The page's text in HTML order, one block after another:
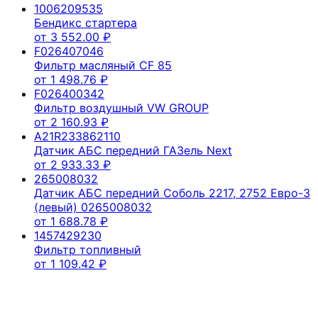
1006209535
Бендикс стартера
от 3 552.00 ₽
F026407046
Фильтр масляный CF 85
от 1 498.76 ₽
F026400342
Фильтр воздушный VW GROUP
от 2 160.93 ₽
A21R233862110
Датчик АБС передний ГАЗель Next
от 2 933.33 ₽
265008032
Датчик АБС передний Соболь 2217, 2752 Евро-3
(левый) 0265008032
от 1 688.78 ₽
1457429230
Фильтр топливный
от 1 109.42 ₽